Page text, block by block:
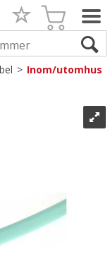
>Inom/utomhus